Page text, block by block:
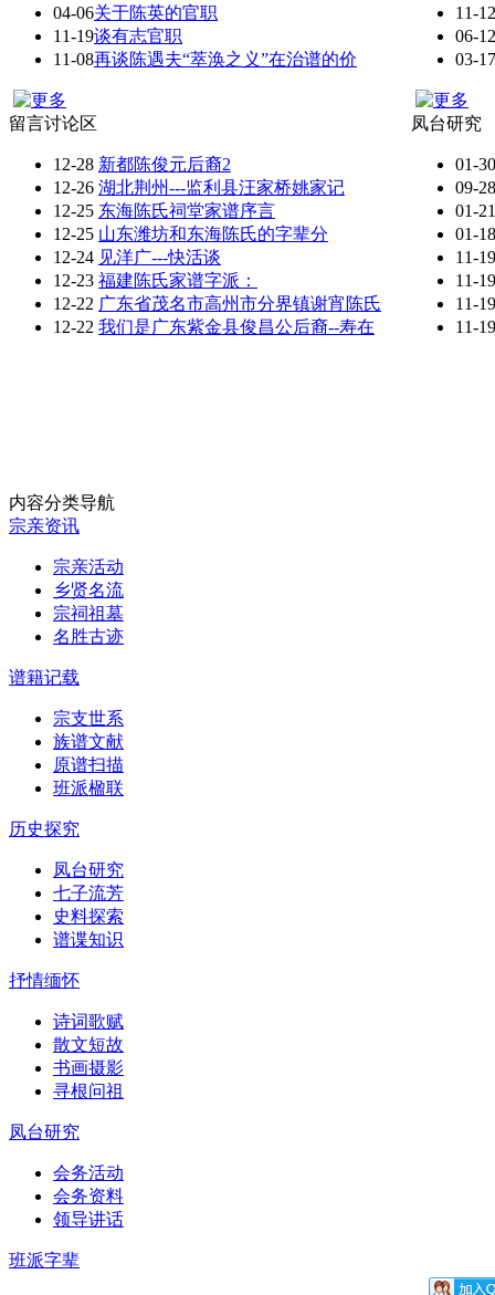
04-06关于陈英的官职
11-19谈有志官职
11-08再谈陈遇夫“萃涣之义”在治谱的价
11-12
06-12
03-17
留言讨论区
12-28 新都陈俊元后裔2
12-26 湖北荆州---监利县汪家桥姚家记
12-25 东海陈氏祠堂家谱序言
12-25 山东潍坊和东海陈氏的字辈分
12-24 见洋广---快活谈
12-23 福建陈氏家谱字派：
12-22 广东省茂名市高州市分界镇谢宵陈氏
12-22 我们是广东紫金县俊昌公后裔--寿在
凤台研究
01-30
09-28
01-21
01-18
11-19
11-19
11-19
11-19
内容分类导航
宗亲资讯
宗亲活动
乡贤名流
宗祠祖墓
名胜古迹
谱籍记载
宗支世系
族谱文献
原谱扫描
班派楹联
历史探究
凤台研究
七子流芳
史料探索
谱谍知识
抒情缅怀
诗词歌赋
散文短故
书画摄影
寻根问祖
凤台研究
会务活动
会务资料
领导讲话
班派字辈